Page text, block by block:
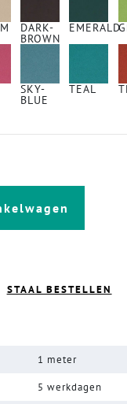
DARK-
BROWN
EMERALD
SKY-
BLUE
TEAL
STAAL BESTELLEN
1 meter
5 werkdagen